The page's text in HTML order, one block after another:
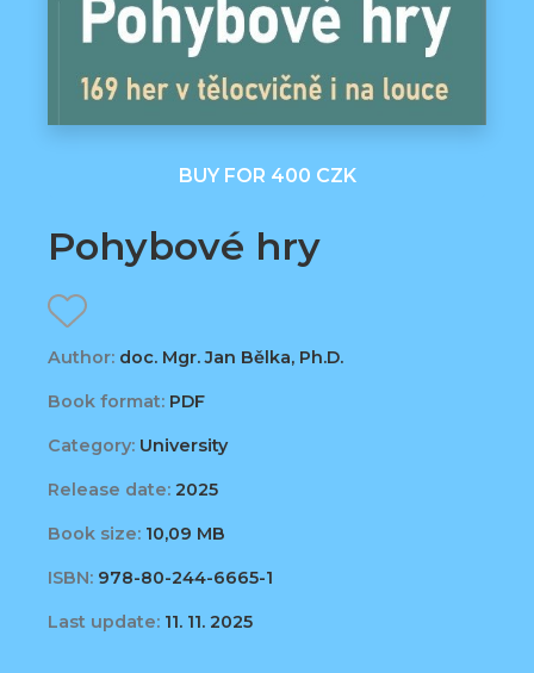
BUY FOR 400 CZK
Pohybové hry
Author: doc. Mgr. Jan Bělka, Ph.D.
Book format: PDF
Category: University
Release date: 2025
Book size: 10,09 MB
ISBN: 978-80-244-6665-1
Last update: 11. 11. 2025